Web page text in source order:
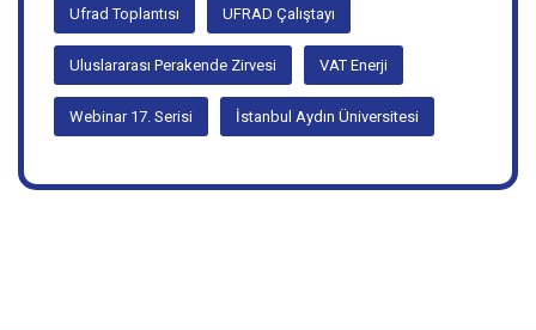
ufrad toplantı ufrad toplantıları
Ufrad Toplantısı UFRAD Çalıştayı
Uluslararası Perakende Zirvesi VAT Enerji
Webinar 17. Serisi İstanbul Aydın Üniversitesi